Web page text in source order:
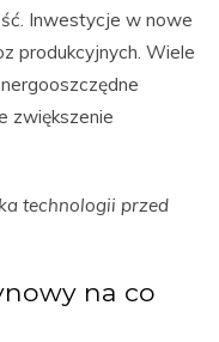
Inwestycje w nowe
produkcyjnych. Wiele
zwiększenie
technologii przed
na co